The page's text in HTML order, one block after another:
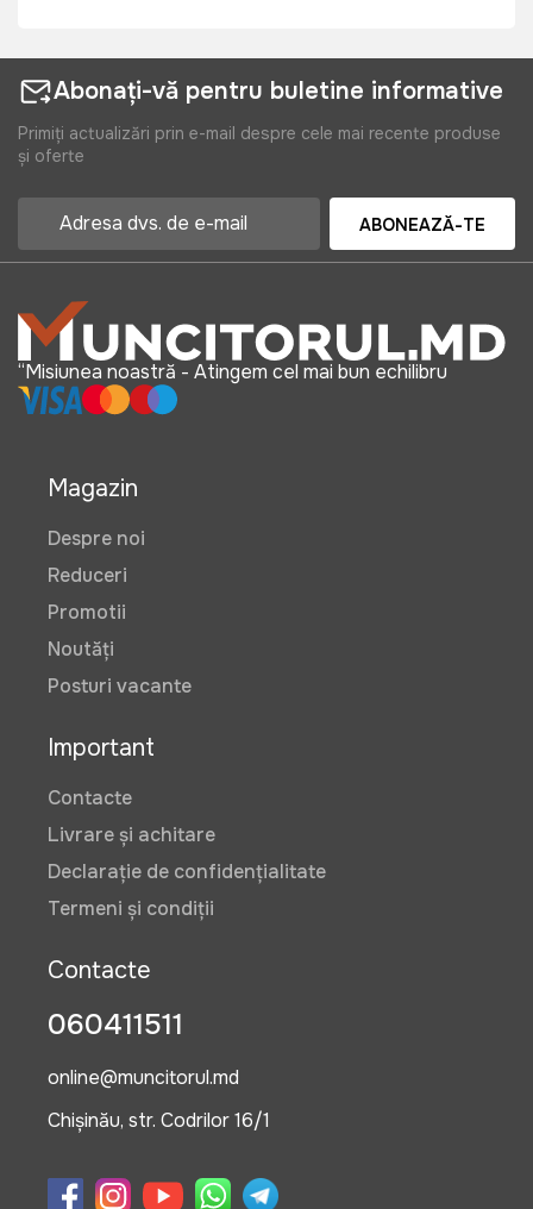
Abonați-vă pentru buletine informative
Primiți actualizări prin e-mail despre cele mai recente produse
și oferte
ABONEAZĂ-TE
“Misiunea noastră - Atingem cel mai bun echilibru
Magazin
Despre noi
Reduceri
Promotii
Noutăți
Posturi vacante
Important
Contacte
Livrare și achitare
Declarație de confidențialitate
Termeni și condiții
Contacte
060411511
online@muncitorul.md
Chișinău, str. Codrilor 16/1